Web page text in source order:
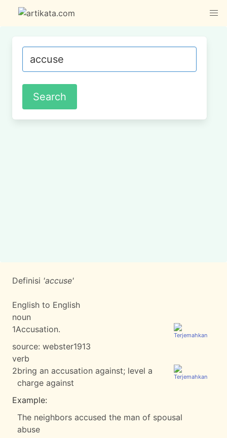
Definisi 'accuse'
English to English
noun
1Accusation.
source: webster1913
verb
2bring an accusation against; level a
charge against
Example:
The neighbors accused the man of spousal
abuse